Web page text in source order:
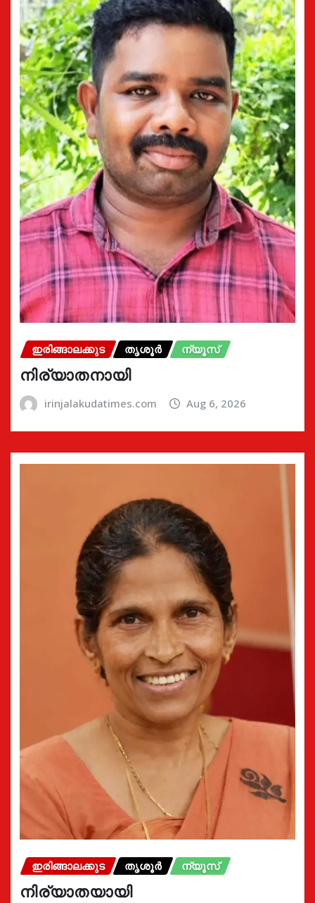
ഇരിങ്ങാലക്കുട തൃശൂർ ന്യൂസ്
നിര്യാതനായി
irinjalakudatimes.com Aug 6, 2026
ഇരിങ്ങാലക്കുട തൃശൂർ ന്യൂസ്
നിര്യാതയായി